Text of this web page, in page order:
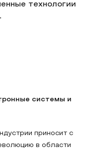
технологии
системы и
приносит с
в области